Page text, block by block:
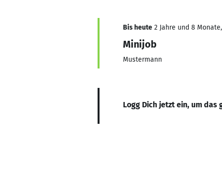
Bis heute 2 Jahre und 8
Minijob
Mustermann
Logg Dich jetzt ein, um das